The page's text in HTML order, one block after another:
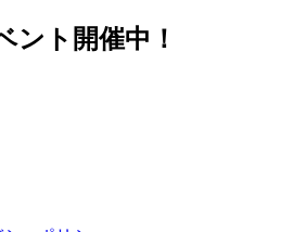
ント開催中！